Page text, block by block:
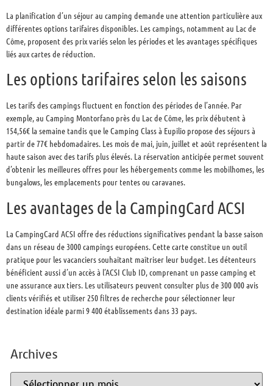
La planification d’un séjour au camping demande une attention particulière aux
différentes options tarifaires disponibles. Les campings, notamment au Lac de
Côme, proposent des prix variés selon les périodes et les avantages spécifiques
liés aux cartes de réduction.
Les options tarifaires selon les saisons
Les tarifs des campings fluctuent en fonction des périodes de l’année. Par
exemple, au Camping Montorfano près du Lac de Côme, les prix débutent à
154,56€ la semaine tandis que le Camping Class à Eupilio propose des séjours à
partir de 77€ hebdomadaires. Les mois de mai, juin, juillet et août représentent la
haute saison avec des tarifs plus élevés. La réservation anticipée permet souvent
d’obtenir les meilleures offres pour les hébergements comme les mobilhomes, les
bungalows, les emplacements pour tentes ou caravanes.
Les avantages de la CampingCard ACSI
La CampingCard ACSI offre des réductions significatives pendant la basse saison
dans un réseau de 3000 campings européens. Cette carte constitue un outil
pratique pour les vacanciers souhaitant maîtriser leur budget. Les détenteurs
bénéficient aussi d’un accès à l’ACSI Club ID, comprenant un passe camping et
une assurance aux tiers. Les utilisateurs peuvent consulter plus de 300 000 avis
clients vérifiés et utiliser 250 filtres de recherche pour sélectionner leur
destination idéale parmi 9 400 établissements dans 33 pays.
Archives